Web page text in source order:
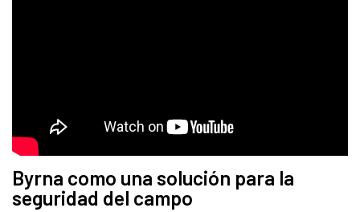
Byrna como una solución para la
seguridad del campo